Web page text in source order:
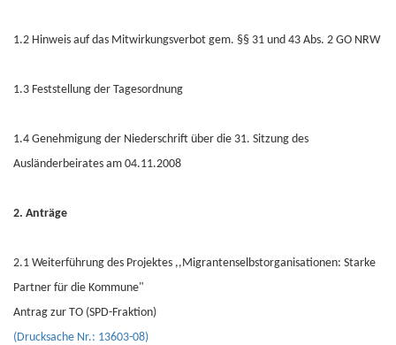
1.2 Hinweis auf das Mitwirkungsverbot gem. §§ 31 und 43 Abs. 2 GO NRW
1.3 Feststellung der Tagesordnung
1.4 Genehmigung der Niederschrift über die 31. Sitzung des
Ausländerbeirates am 04.11.2008
2. Anträge
2.1 Weiterführung des Projektes ,,Migrantenselbstorganisationen: Starke
Partner für die Kommune"
Antrag zur TO (SPD-Fraktion)
(Drucksache Nr.: 13603-08)